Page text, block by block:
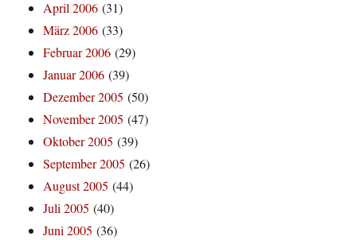
April 2006 (31)
März 2006 (33)
Februar 2006 (29)
Januar 2006 (39)
Dezember 2005 (50)
November 2005 (47)
Oktober 2005 (39)
September 2005 (26)
August 2005 (44)
Juli 2005 (40)
Juni 2005 (36)